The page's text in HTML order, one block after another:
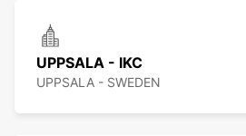
UPPSALA - IKC
UPPSALA - SWEDEN